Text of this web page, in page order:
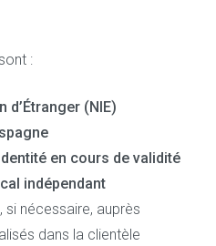
:
d’Étranger (NIE)
en cours de validité
indépendant
, si nécessaire, auprès
dans la clientèle